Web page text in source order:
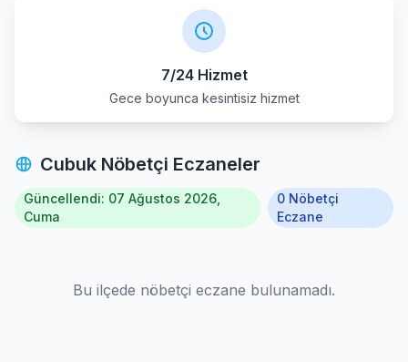
7/24 Hizmet
Gece boyunca kesintisiz hizmet
Cubuk Nöbetçi Eczaneler
Güncellendi: 07 Ağustos 2026,
Cuma
0 Nöbetçi
Eczane
Bu ilçede nöbetçi eczane bulunamadı.